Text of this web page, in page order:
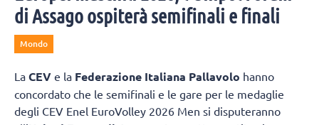
di Assago ospiterà semifinali e finali
Mondo
La CEV e la Federazione Italiana Pallavolo hanno
concordato che le semifinali e le gare per le medaglie
degli CEV Enel EuroVolley 2026 Men si disputeranno